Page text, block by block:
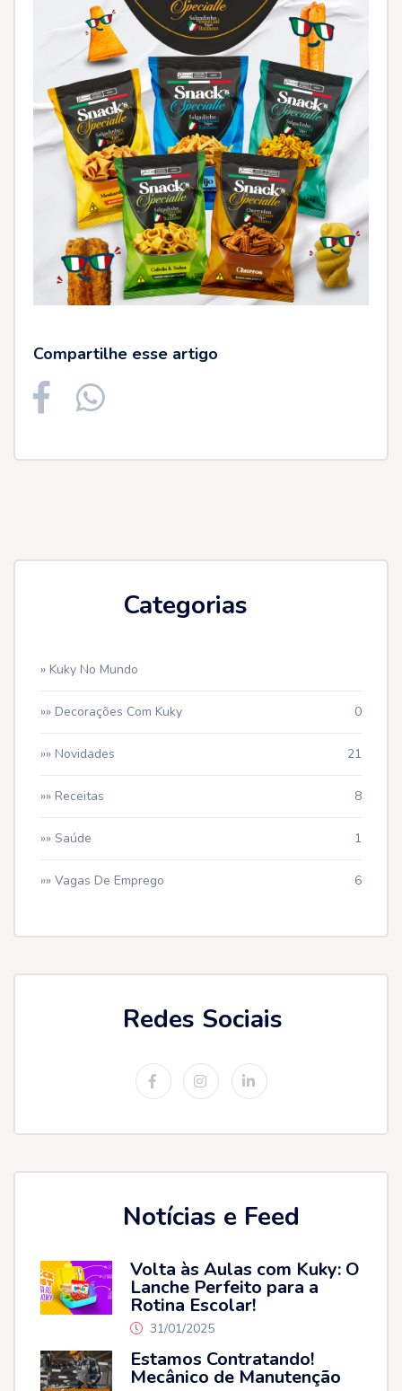
Compartilhe esse artigo
Categorias
» Kuky No Mundo
»» Decorações Com Kuky 0
»» Novidades 21
»» Receitas 8
»» Saúde 1
»» Vagas De Emprego 6
Redes Sociais
Notícias e Feed
Volta às Aulas com Kuky: O
Lanche Perfeito para a
Rotina Escolar!
31/01/2025
Estamos Contratando!
Mecânico de Manutenção